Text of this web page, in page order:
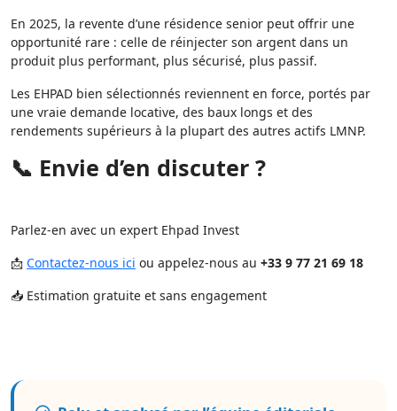
En 2025, la revente d’une résidence senior peut offrir une
opportunité rare : celle de réinjecter son argent dans un
produit plus performant, plus sécurisé, plus passif.
Les EHPAD bien sélectionnés reviennent en force, portés par
une vraie demande locative, des baux longs et des
rendements supérieurs à la plupart des autres actifs LMNP.
📞 Envie d’en discuter ?
Parlez-en avec un expert Ehpad Invest
📩 Contactez-nous ici ou appelez-nous au +33 9 77 21 69 18
📥 Estimation gratuite et sans engagement